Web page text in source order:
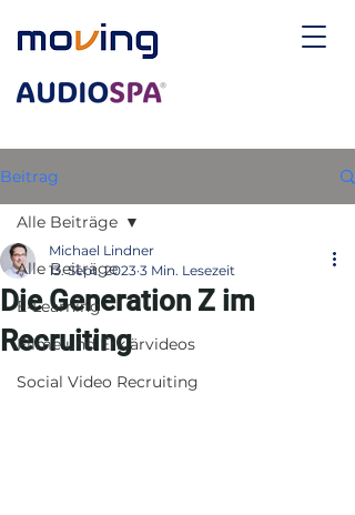
Beitrag
Alle Beiträge
E-Learning
Filme und Erklärvideos
Social Video Recruiting
Alle Beiträge
Die Generation Z im
Recruiting
Michael Lindner
13. Sept. 2023 3 Min. Lesezeit